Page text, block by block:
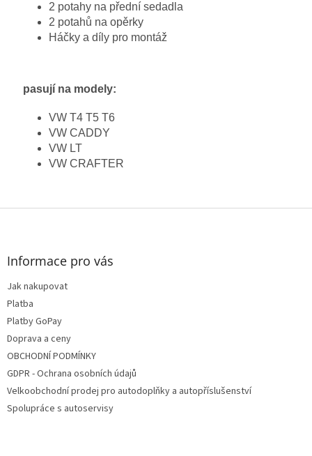
2 potahy na přední sedadla
2 potahů na opěrky
Háčky a díly pro montáž
pasují na modely:
VW T4 T5 T6
VW CADDY
VW LT
VW CRAFTER
Z
Informace pro vás
Jak nakupovat
Platba
Platby GoPay
Doprava a ceny
OBCHODNÍ PODMÍNKY
GDPR - Ochrana osobních údajů
Velkoobchodní prodej pro autodoplňky a autopříslušenství
Spolupráce s autoservisy